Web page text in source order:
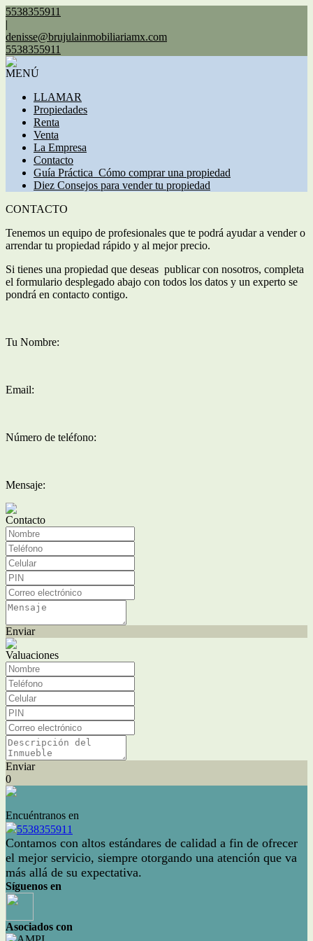
5538355911
|
denisse@brujulainmobiliariamx.com
5538355911
MENÚ
LLAMAR
Propiedades
Renta
Venta
La Empresa
Contacto
Guía Práctica_Cómo comprar una propiedad
Diez Consejos para vender tu propiedad
CONTACTO
Tenemos un equipo de profesionales que te podrá ayudar a vender o
arrendar tu propiedad rápido y al mejor precio.
Si tienes una propiedad que deseas publicar con nosotros, completa
el formulario desplegado abajo con todos los datos y un experto se
pondrá en contacto contigo.
Tu Nombre:
Email:
Número de teléfono:
Mensaje:
Contacto
Enviar
Valuaciones
Enviar
0
Encuéntranos en
5538355911
Contamos con altos estándares de calidad a fin de ofrecer
el mejor servicio, siempre otorgando una atención que va
más allá de su expectativa.
Síguenos en
Asociados con